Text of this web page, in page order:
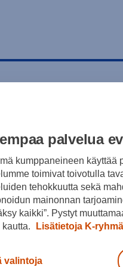
palvelua
kumppaneineen
toimivat toivotulla
tehokkuutta sekä
mainonnan
kaikki”. Pystyt
kautta.
Lisätietoja K-
valintoja